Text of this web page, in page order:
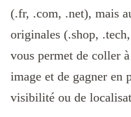
(.fr, .com, .net), mais
originales (.shop,
vous permet de coller
image et de gagner en
visibilité ou de